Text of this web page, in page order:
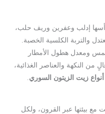
إدلب وعفرين وريف حلب،
والتربة الكلسية الخصبة.
ومعدل هطول الأمطار
من النكهة والعناصر الغذائية،
زيت الزيتون السوري
بيئتها عبر القرون، ولكل